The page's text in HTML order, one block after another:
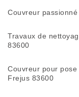
Couvreur
Travaux de
83600
Couvreur pour
Frejus 83600